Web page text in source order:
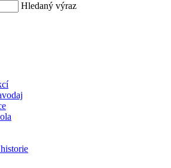
Hledaný výraz